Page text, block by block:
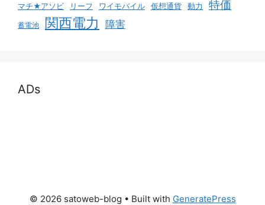
マチ★アソビ リーフ ワイモバイル 仮想通貨 動力 特価
蓄電池 関西電力 障害
ADs
© 2026 satoweb-blog • Built with GeneratePress